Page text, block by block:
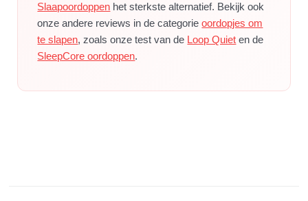
Slaapoordoppen het sterkste alternatief. Bekijk ook
onze andere reviews in de categorieoordopjes om
te slapen, zoals onze test van de Loop Quiet en de
SleepCore oordoppen.